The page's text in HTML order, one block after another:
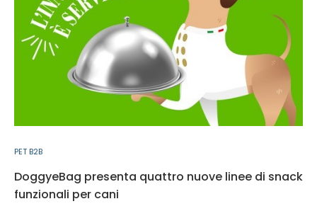
PET B2B
DoggyeBag presenta quattro nuove linee di snack
funzionali per cani